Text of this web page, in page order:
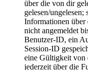
über die von dir
gelesen/
Informationen über
nicht angemeldet
Benutzer-ID, ein
Session-ID
eine Gültigkeit von
jederzeit über die